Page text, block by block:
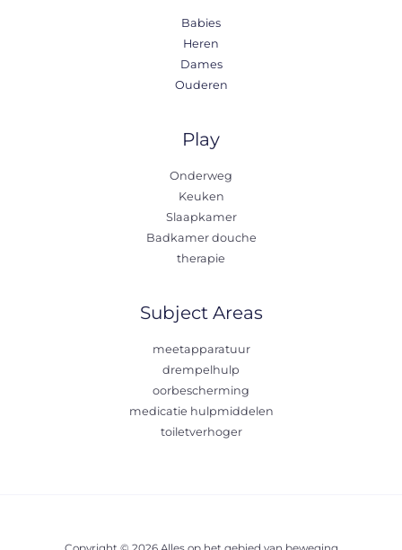
Babies
Heren
Dames
Ouderen
Play
Onderweg
Keuken
Slaapkamer
Badkamer douche
therapie
Subject Areas
meetapparatuur
drempelhulp
oorbescherming
medicatie hulpmiddelen
toiletverhoger